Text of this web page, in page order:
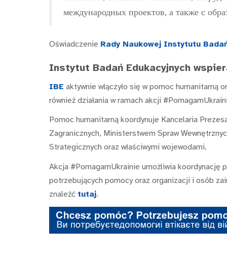
международных проектов, а также с
Oświadczenie Rady Naukowej Instytutu
Instytut Badań Edukacyjnych
IBE aktywnie włączyło się w pomoc
również działania w ramach akcji
Pomoc humanitarną koordynuje Kancelaria
Zagranicznych, Ministerstwem Spraw
Strategicznych oraz właściwymi wojewodami.
Akcja #PomagamUkrainie umożliwia koordynację
potrzebujących pomocy oraz organizacji i osób
znaleźć tutaj.